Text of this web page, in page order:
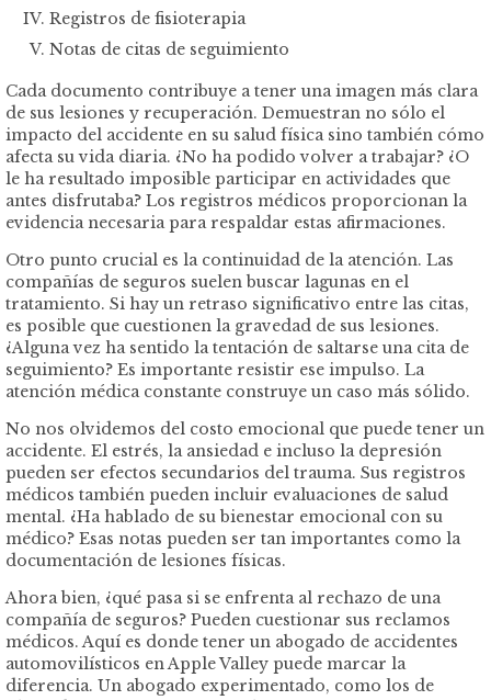
Registros de fisioterapia
Notas de citas de seguimiento
Cada documento contribuye a tener una imagen más clara
de sus lesiones y recuperación. Demuestran no sólo el
impacto del accidente en su salud física sino también cómo
afecta su vida diaria. ¿No ha podido volver a trabajar? ¿O
le ha resultado imposible participar en actividades que
antes disfrutaba? Los registros médicos proporcionan la
evidencia necesaria para respaldar estas afirmaciones.
Otro punto crucial es la continuidad de la atención. Las
compañías de seguros suelen buscar lagunas en el
tratamiento. Si hay un retraso significativo entre las citas,
es posible que cuestionen la gravedad de sus lesiones.
¿Alguna vez ha sentido la tentación de saltarse una cita de
seguimiento? Es importante resistir ese impulso. La
atención médica constante construye un caso más sólido.
No nos olvidemos del costo emocional que puede tener un
accidente. El estrés, la ansiedad e incluso la depresión
pueden ser efectos secundarios del trauma. Sus registros
médicos también pueden incluir evaluaciones de salud
mental. ¿Ha hablado de su bienestar emocional con su
médico? Esas notas pueden ser tan importantes como la
documentación de lesiones físicas.
Ahora bien, ¿qué pasa si se enfrenta al rechazo de una
compañía de seguros? Pueden cuestionar sus reclamos
médicos. Aquí es donde tener un abogado de accidentes
automovilísticos en Apple Valley puede marcar la
diferencia. Un abogado experimentado, como los de